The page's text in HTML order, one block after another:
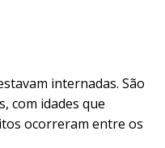
internadas. São
com idades que
ocorreram entre os